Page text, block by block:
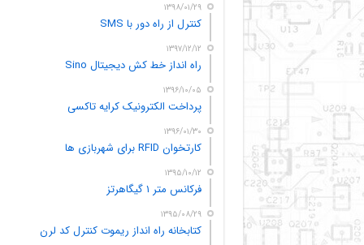
۱۳۹۸/۰۱/۲۹
کنترل از راه دور با SMS
۱۳۹۷/۱۲/۱۲
راه انداز خط کش دیجیتال Sino
۱۳۹۶/۱۰/۰۵
پرداخت الکترونیک کرایه تاکسی
۱۳۹۶/۰۱/۳۰
کارتخوان RFID برای شهربازی ها
۱۳۹۵/۱۰/۱۲
فرکانس متر ۱ گیگاهرتز
۱۳۹۵/۰۸/۲۹
کتابخانه راه انداز ریموت کنترل کد لرن